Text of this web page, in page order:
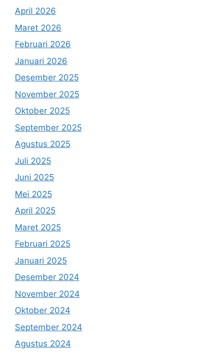
April 2026
Maret 2026
Februari 2026
Januari 2026
Desember 2025
November 2025
Oktober 2025
September 2025
Agustus 2025
Juli 2025
Juni 2025
Mei 2025
April 2025
Maret 2025
Februari 2025
Januari 2025
Desember 2024
November 2024
Oktober 2024
September 2024
Agustus 2024